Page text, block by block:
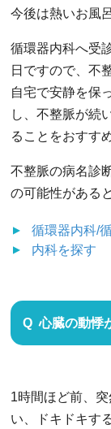
今後は熱いお風
循環器内科へ受
日ですので、不
自宅で安静を保
し、不整脈が続
ることをおすす
不整脈の病名診
の可能性がある
循環器内科/
内科を探す
心臓の動悸
1時間ほど前、
い、ドキドキす